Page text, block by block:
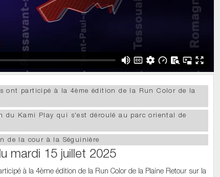
ont participé à la 4ème édition de la Run Color de la
du Kami Play qui s'est déroulé au parc oriental de
de la cour à la Séguinière
mardi 15 juillet 2025
à la 4ème édition de la Run Color de la Plaine Retour sur la